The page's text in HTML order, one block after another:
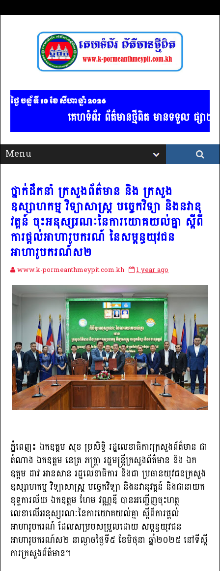
ថ្ងៃ ចន្ទ័ ទី 10​ ខែ សីហា ឆ្នាំ 2026
គេហទំព័រ ព័ត៌មានថ្មីពិត មានទទួល ផ្សាយ
ថ្នាក់ដឹកនាំ ក្រសួងព័ត៌មាន និង ក្រសួង
ឧស្សាហកម្ម វិទ្យាសាស្ត្រ បច្ចេកវិទ្យា និងនវានុ
វត្តន៍ ចុះអនុស្សរណៈនៃការយោគយល់គ្នា ស្តីពី
ការផ្តល់អាហារូបករណ៍ នៃសម្ពន្ធយុវជន
អាហារូបករណ៍ស២
www.k-pormeanthmeypit.com.kh 1 year ago
ភ្នំពេញ៖ ឯកឧត្តម សុខ ប្រសិទ្ធិ រដ្ឋលេខាធិការក្រសួងព័ត៌មាន ជា
តំណាង ឯកឧត្តម នេត្រ ភក្ត្រា រដ្ឋមន្រ្តីក្រសួងព័ត៌មាន និង ឯក
ឧត្តម ដាវ អានសាន រដ្ឋលេខាធិការ និងជា ប្រធានយុវជនក្រសួង
ឧស្សាហកម្ម វិទ្យាសាស្ត្រ បច្ចេកវិទ្យា និងនវានុវត្តន៍ និងជានាយក
ខុទ្ទការល័យ ឯកឧត្តម ហែម វណ្ណឌី បានអញ្ជើញចុះហត្ថ
លេខាលើអនុស្សរណៈនៃការយោគយល់គ្នា ស្តីពីការផ្តល់
អាហារូបករណ៍ ដែលសម្របសម្រួលដោយ សម្ពន្ធយុវជន
អាហារូបករណ៍ស២ នាល្ងាចថ្ងៃទី៥ ខែមិថុនា ឆ្នាំ២០២៥ នៅទីស្តី
ការក្រសួងព័ត៌មាន។